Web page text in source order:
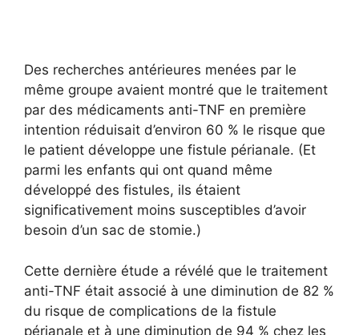
Des recherches antérieures menées par le
même groupe avaient montré que le traitement
par des médicaments anti-TNF en première
intention réduisait d’environ 60 % le risque que
le patient développe une fistule périanale. (Et
parmi les enfants qui ont quand même
développé des fistules, ils étaient
significativement moins susceptibles d’avoir
besoin d’un sac de stomie.)
Cette dernière étude a révélé que le traitement
anti-TNF était associé à une diminution de 82 %
du risque de complications de la fistule
périanale et à une diminution de 94 % chez les